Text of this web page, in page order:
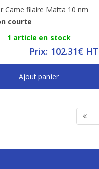
Came filaire Matta 10 nm
courte
1 article en stock
Prix: 102.31€ HT
Ajout panier